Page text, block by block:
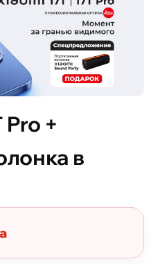
Pro +
в